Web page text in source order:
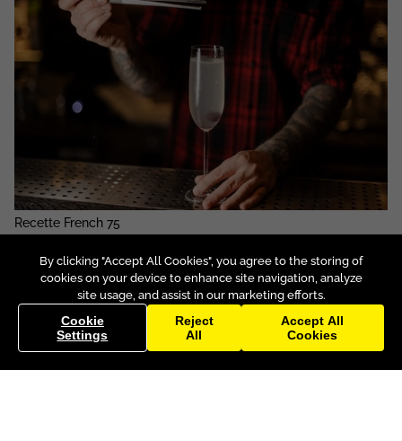
Recette French 75
Gin Jus de citron jaune
Sirop de sucre simple
Champagne brut
Comment réaliser la recette du French 75, les variations du cocktail French
75, French 75 vs French 76 : vous saurez tout sur ce mélange vintage bien
de chez nous.
By clicking "Accept All Cookies", you agree to the storing of
cookies on your device to enhance site navigation, analyze
site usage, and assist in our marketing efforts.
Cookie
Settings
Reject
All
Accept All
Cookies